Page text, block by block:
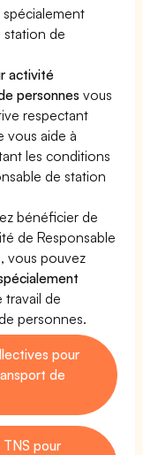
station de
activité
personnes vous
respectant
vous aide à
les conditions
de station
bénéficier de
de Responsable
vous pouvez
travail de
personnes.
pour
de
pour